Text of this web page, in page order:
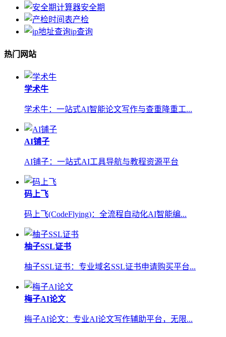
安全期
产检
ip查询
热门网站
学术牛
学术牛：一站式AI智能论文写作与查重降重工...
AI铺子
AI铺子：一站式AI工具导航与教程资源平台
码上飞
码上飞(CodeFlying)：全流程自动化AI智能编...
柚子SSL证书
柚子SSL证书：专业域名SSL证书申请购买平台...
梅子AI论文
梅子AI论文：专业AI论文写作辅助平台，无限...